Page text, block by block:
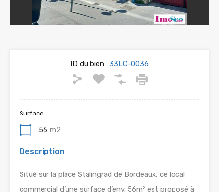
ID du bien : 33LC-0036
Surface
56 m2
Description
Situé sur la place Stalingrad de Bordeaux, ce local
commercial d’une surface d’env. 56m² est proposé à